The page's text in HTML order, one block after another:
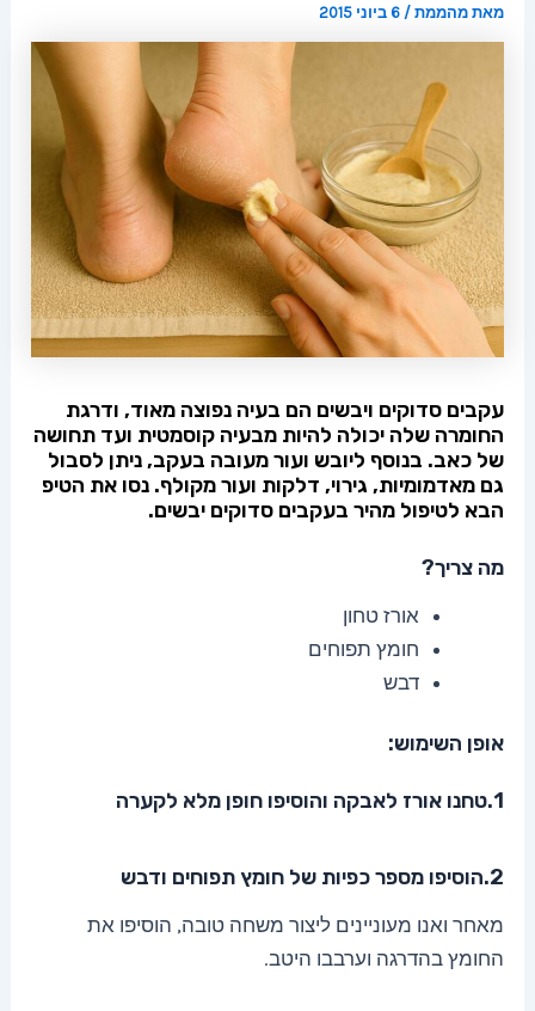
מאתמהממת/6 ביוני 2015
עקבים סדוקים ויבשים הם בעיה נפוצה מאוד, ודרגת
החומרה שלה יכולה להיות מבעיה קוסמטית ועד תחושה
של כאב. בנוסף ליובש ועור מעובה בעקב, ניתן לסבול
גם מאדמומיות, גירוי, דלקות ועור מקולף. נסו את הטיפ
הבא לטיפול מהיר בעקבים סדוקים יבשים.
מה צריך?
אורז טחון
חומץ תפוחים
דבש
אופן השימוש:
1.טחנו אורז לאבקה והוסיפו חופן מלא לקערה
2.הוסיפו מספר כפיות של חומץ תפוחים ודבש
מאחר ואנו מעוניינים ליצור משחה טובה, הוסיפו את
החומץ בהדרגה וערבבו היטב.